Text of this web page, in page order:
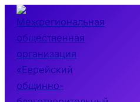
Перейти
содержимому